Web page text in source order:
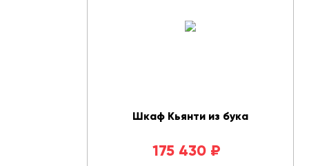
Шкаф Кьянти из бука
175 430 ₽